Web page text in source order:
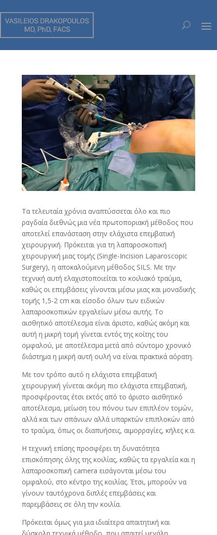
ΠΡΟΧΩΡΗΜΕΝΗ ΛΑΠΑΡΟΣΚΟΠΙΚΗ
Τα τελευταία χρόνια αναπτύσσεται όλο και πιο
ραγδαία διεθνώς μια νέα πρωτοποριακή μέθοδος που
αποτελεί επανάσταση στην ελάχιστα επεμβατική
χειρουργική. Πρόκειται για τη λαπαροσκοπική
χειρουργική μιας τομής (Single-Incision Laparoscopic
Surgery), η αποκαλούμενη μέθοδος SILS. Με την
τεχνική αυτή ελαχιστοποιείται το κοιλιακό τραύμα,
καθώς οι επεμβάσεις γίνονται μέσω μιας και μοναδικής
τομής 1,5-2 cm και είσοδο όλων των ειδικών
λαπαροσκοπικών εργαλείων μέσω αυτής. Το
αισθητικό αποτέλεσμα είναι άριστο, καθώς ακόμη και
αυτή η μικρή τομή γίνεται εντός της κοίτης του
ομφαλού, με αποτέλεσμα μετά από σύντομο χρονικό
διάστημα η μικρή αυτή ουλή να είναι πρακτικά αόρατη.
Με τον τρόπο αυτό η ελάχιστα επεμβατική
χειρουργική γίνεται ακόμη πιο ελάχιστα επεμβατική,
προσφέροντας έτσι εκτός από το άριστο αισθητικό
αποτέλεσμα, μείωση του πόνου των επιπλέον τομών,
αλλά και των σπάνιων αλλά υπαρκτών επιπλοκών από
το τραύμα, όπως οι διαπυήσεις, αιμορραγίες, κήλες κ.α.
Η τεχνική επίσης προσφέρει τη δυνατότητα
επισκόπησης όλης της κοιλίας, καθώς τα εργαλεία και η
λαπαροσκοπική camera εισάγονται μέσω του
ομφαλού, στο κέντρο της κοιλίας. Έτσι, μπορούν να
γίνουν ταυτόχρονα διπλές επεμβάσεις και
παρεμβάσεις σε όλη την κοιλία.
Πρόκειται όμως για μια ιδιαίτερα απαιτητική και
δύσκολη τεχνικά μέθοδο, που απαιτεί μεγάλη